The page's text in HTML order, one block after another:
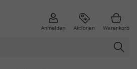
Anmelden Aktionen Warenkorb